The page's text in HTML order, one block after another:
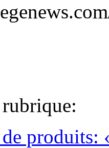
produits: